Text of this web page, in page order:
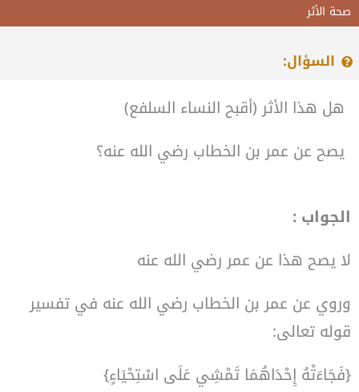
صحة الأثر
السؤال:
هل هذا الأثر(أقبح النساء السلفع)
يصح عن عمر بن الخطاب رضي الله عنه؟
الجواب :
لايصح هذا عن عمررضي الله عنه
وروي عن عمر بن الخطاب رضي الله عنه فيتفسير
قولهتعالى:
{فَجَاءَتْهُإِحْدَاهُمَا تَمْشِي عَلَى اسْتِحْيَاءٍ}